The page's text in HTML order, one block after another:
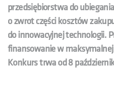
przedsiębiorstwa do
o zwrot części kosztów
do innowacyjnej technologii.
finansowanie w
Konkurs trwaod 8